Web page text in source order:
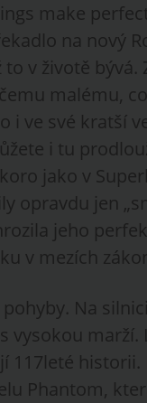
make
na nový
v životě
malému,
i ve své kratší
i tu
jako v
opravdu jen
jeho
v mezích
Na
vysokou
117leté
Phantom,